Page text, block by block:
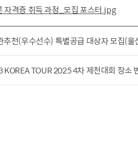
자격증 취득 과정_모집 포스터.jpg
추천(우수선수) 특별공급 대상자 모집(
TOUR 2025 4차 제천대회 장소